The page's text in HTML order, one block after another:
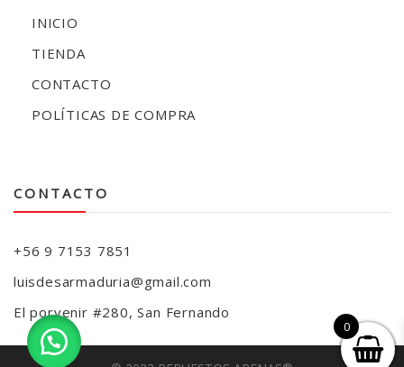
INICIO
TIENDA
CONTACTO
POLÍTICAS DE COMPRA
CONTACTO
+56 9 7153 7851
luisdesarmaduria@gmail.com
El porvenir #280, San Fernando
0